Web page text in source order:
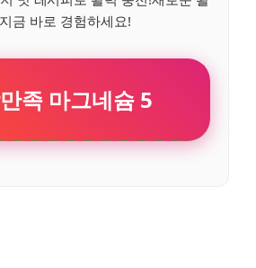
금 바로 경험하세요!
족 마그네슘 5